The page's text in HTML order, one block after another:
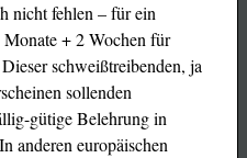
nicht fehlen – für ein
+ 2 Wochen für
schweißtreibenden, ja
sollenden
gütige Belehrung in
anderen europäischen